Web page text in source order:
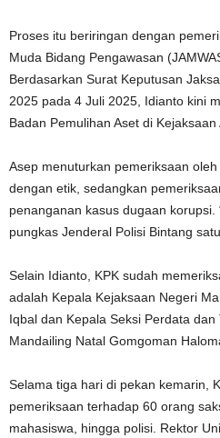
Proses itu beriringan dengan
Muda Bidang Pengawasan
Berdasarkan Surat Keputusan
2025 pada 4 Juli 2025, Idianto kini
Badan Pemulihan Aset di Kejaksaan
Asep menuturkan pemeriksaan
dengan etik, sedangkan
penanganan kasus dugaan korupsi.
pungkas Jenderal Polisi Bintang
Selain Idianto, KPK sudah
adalah Kepala Kejaksaan Negeri
Iqbal dan Kepala Seksi Perdata
Mandailing Natal Gomgoman
Selama tiga hari di pekan kemarin,
pemeriksaan terhadap 60 orang
mahasiswa, hingga polisi. Rektor